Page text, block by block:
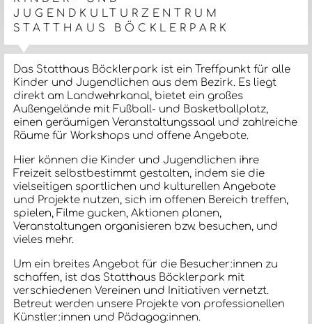
JUGENDKULTURZENTRUM
STATTHAUS BÖCKLERPARK
Das Statthaus Böcklerpark ist ein Treffpunkt für alle
Kinder und Jugendlichen aus dem Bezirk. Es liegt
direkt am Landwehrkanal, bietet ein großes
Außengelände mit Fußball- und Basketballplatz,
einen geräumigen Veranstaltungssaal und zahlreiche
Räume für Workshops und offene Angebote.
Hier können die Kinder und Jugendlichen ihre
Freizeit selbstbestimmt gestalten, indem sie die
vielseitigen sportlichen und kulturellen Angebote
und Projekte nutzen, sich im offenen Bereich treffen,
spielen, Filme gucken, Aktionen planen,
Veranstaltungen organisieren bzw. besuchen, und
vieles mehr.
Um ein breites Angebot für die Besucher:innen zu
schaffen, ist das Statthaus Böcklerpark mit
verschiedenen Vereinen und Initiativen vernetzt.
Betreut werden unsere Projekte von professionellen
Künstler:innen und Pädagog:innen.